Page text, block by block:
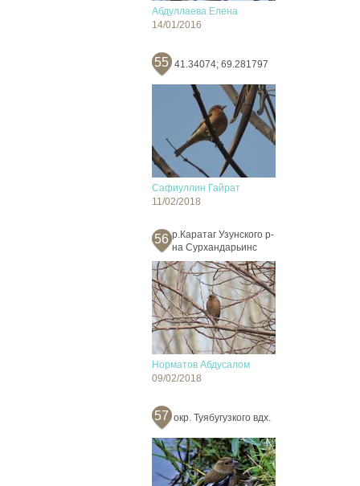
Абдуллаева Елена
14/01/2016
55 41.34074; 69.281797
Сафиуллин Гайрат
11/02/2018
56 р.Каратаг Узунского р-
на Сурхандарьинс
Норматов Абдусалом
09/02/2018
57 окр. Туябугузкого вдх.